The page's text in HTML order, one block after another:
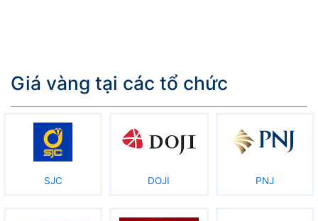
Giá vàng tại các tổ chức
SJC DOJI PNJ